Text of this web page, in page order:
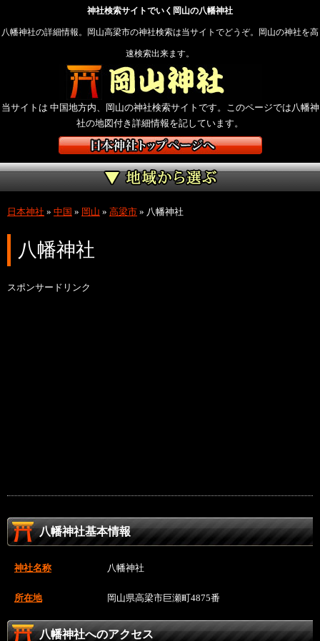
神社検索サイトでいく岡山の八幡神社
八幡神社の詳細情報。岡山高梁市の神社検索は当サイトでどうぞ。岡山の神社を高
速検索出来ます。
当サイトは 中国地方内、岡山の神社検索サイトです。このページでは八幡神
社の地図付き詳細情報を記しています。
日本神社 » 中国 » 岡山 » 高梁市 » 八幡神社
八幡神社
スポンサードリンク
八幡神社基本情報
神社名称 八幡神社
所在地 岡山県高梁市巨瀬町4875番
八幡神社へのアクセス